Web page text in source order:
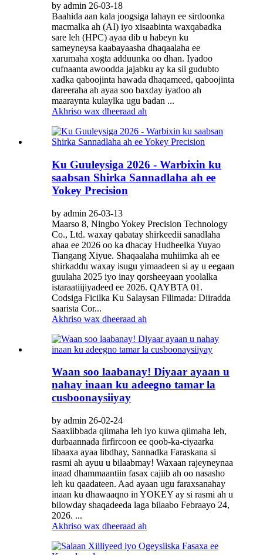
by admin 26-03-18
Baahida aan kala joogsiga lahayn ee sirdoonka
macmalka ah (AI) iyo xisaabinta waxqabadka
sare leh (HPC) ayaa dib u habeyn ku
sameyneysa kaabayaasha dhaqaalaha ee
xarumaha xogta adduunka oo dhan. Iyadoo
cufnaanta awoodda jajabku ay ka sii gudubto
xadka qaboojinta hawada dhaqameed, qaboojinta
dareeraha ah ayaa soo baxday iyadoo ah
maaraynta kulaylka ugu badan ...
Akhriso wax dheeraad ah
Ku Guuleysiga 2026 - Warbixin ku
saabsan Shirka Sannadlaha ah ee
Yokey Precision
by admin 26-03-13
Maarso 8, Ningbo Yokey Precision Technology
Co., Ltd. waxay qabatay shirkeedii sanadlaha
ahaa ee 2026 oo ka dhacay Hudheelka Yuyao
Tiangang Xiyue. Shaqaalaha muhiimka ah ee
shirkaddu waxay isugu yimaadeen si ay u eegaan
guulaha 2025 iyo inay qorsheeyaan yoolalka
istaraatiijiyadeed ee 2026. QAYBTA 01.
Codsiga Ficilka Ku Salaysan Filimada: Diiradda
saarista Cor...
Akhriso wax dheeraad ah
Waan soo laabanay! Diyaar ayaan u
nahay inaan ku adeegno tamar la
cusboonaysiiyay
by admin 26-02-24
Saaxiibbada qiimaha leh iyo kuwa qiimaha leh,
durbaannada firfircoon ee qoob-ka-ciyaarka
libaaxa ayaa libdhay, Sannadka Faraskana si
rasmi ah ayuu u bilaabmay! Waxaan rajeyneynaa
inaad dhammaantiin fasax cajiib ah oo nasasho
leh ku qaadateen. Aad ayaan ugu faraxsanahay
inaan ku dhawaaqno in YOKEY ay si rasmi ah u
bilowday shaqadeeda laga bilaabo Febraayo 24,
2026. ...
Akhriso wax dheeraad ah